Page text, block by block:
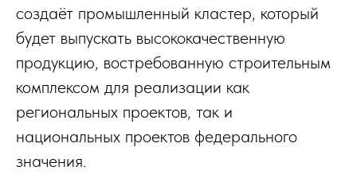
создаёт промышленный кластер, который
будет выпускать высококачественную
продукцию, востребованную строительным
комплексом для реализации как
региональных проектов, так и
национальных проектов федерального
значения.